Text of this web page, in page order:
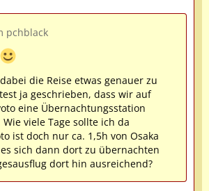
pchblack
die Reise etwas genauer zu
ja geschrieben, dass wir auf
eine Übernachtungsstation
viele Tage sollte ich da
ist doch nur ca. 1,5h von Osaka
sich dann dort zu übernachten
dort hin ausreichend?